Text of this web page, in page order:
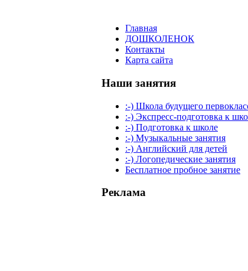
Главная
ДОШКОЛЕНОК
Контакты
Карта сайта
Наши занятия
:-) Школа будущего
:-) Экспресс-подготовка к
:-) Подготовка к школе
:-) Музыкальные занятия
:-) Английский для детей
:-) Логопедические занятия
Бесплатное пробное занятие
Реклама